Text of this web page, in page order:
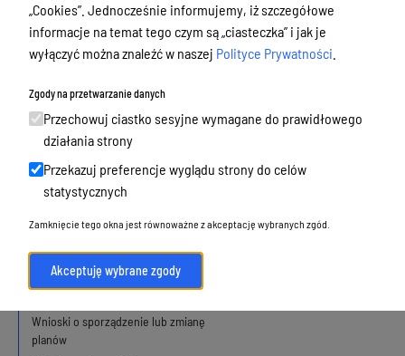
Budżet, finanse i majątek
Podatki i opłaty, umorzenia, ulgi i
dotacje
Urbanistyka, architektura i zabytki
Mapa usług z obszaru urbanistyki i
Obowiązujące
Wnioski o sporządzenie lub zmianę
planów
„Cookies”. Jednocześnie informujemy, iż szczegółowe
informacje na temat tego czym są „ciasteczka” i jak je
wyłączyć można znaleźć w naszej Polityce Prywatności
Zgody na przetwarzanie danych
Przechowuj ciastko sesyjne wymagane do prawidłowego
działania strony
Przekazuj preferencje wyglądu strony do celów
statystycznych
Zamknięcie tego okna jest równoważne z akceptację wybranych zgód.
Akceptuję wybrane zgody